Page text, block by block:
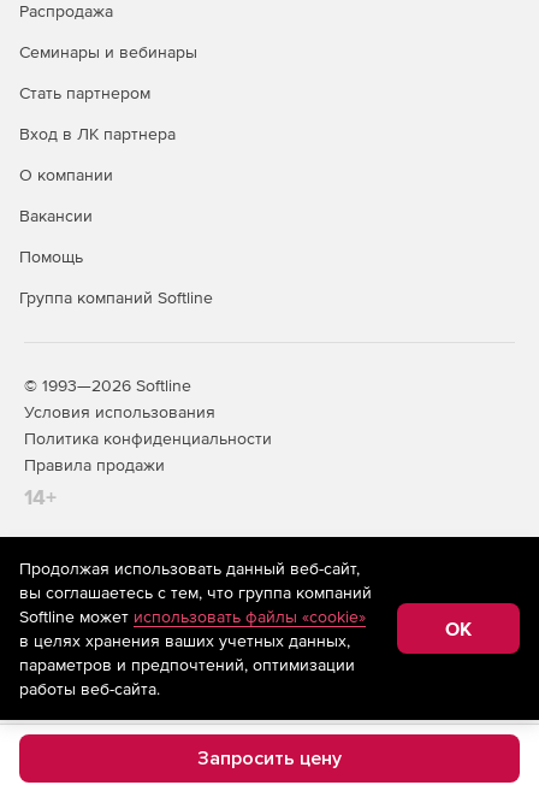
Запросить цену
Распродажа
Семинары и вебинары
Стать партнером
Вход в ЛК партнера
О компании
Вакансии
Помощь
Группа компаний Softline
© 1993—2026 Softline
Условия использования
Политика конфиденциальности
Правила продажи
14+
На информационном ресурсе store.softline.ru применяются
рекомендательные технологии(информационные технологии
предоставления информации на основе сбора,
систематизации и анализа сведений, относящихся к
предпочтениям пользователей сети «Интернет»,
находящихся на территории Российской Федерации)
Продолжая использовать данный веб-сайт,
вы соглашаетесь с тем, что группа компаний
Softline может использовать файлы «cookie»
в целях хранения ваших учетных данных,
параметров и предпочтений, оптимизации
работы веб-сайта.
OK